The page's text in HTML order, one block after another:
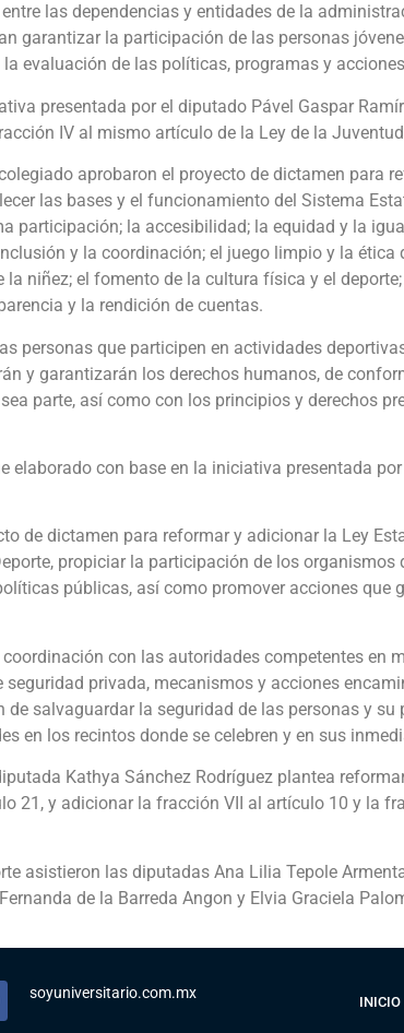
las dependencias y entidades de la
garantizar la participación de las personas
evaluación de las políticas, programas y
presentada por el diputado Pável Gaspar
IV al mismo artículo de la Ley de la
aprobaron el proyecto de dictamen para
las bases y el funcionamiento del Sistema
participación; la accesibilidad; la equidad y la
y la coordinación; el juego limpio y la ética
niñez; el fomento de la cultura física y el
y la rendición de cuentas.
personas que participen en actividades
y garantizarán los derechos humanos, de
parte, así como con los principios y derechos
elaborado con base en la iniciativa presentada
de dictamen para reformar y adicionar la Ley
propiciar la participación de los organismos
públicas, así como promover acciones que
con las autoridades competentes en
privada, mecanismos y acciones
de salvaguardar la seguridad de las personas y
en los recintos donde se celebren y en sus
Kathya Sánchez Rodríguez plantea
21, y adicionar la fracción VII al artículo 10 y la
asistieron las diputadas Ana Lilia Tepole
de la Barreda Angon y Elvia Graciela
soyuniversitario.com.mx
INICIO